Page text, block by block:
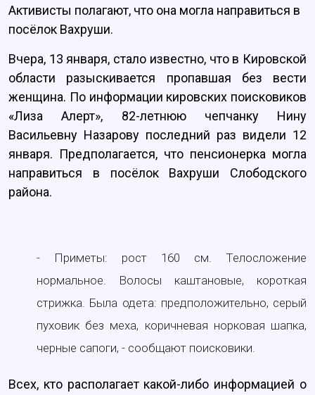
Активисты полагают, что она могла направиться в
посёлок Вахруши.
Вчера, 13 января, стало известно, что в Кировской
области разыскивается пропавшая без вести
женщина. По информации кировских поисковиков
«Лиза Алерт», 82-летнюю чепчанку Нину
Васильевну Назарову последний раз видели 12
января. Предполагается, что пенсионерка могла
направиться в посёлок Вахруши Слободского
района.
- Приметы: рост 160 см. Телосложение
нормальное. Волосы каштановые, короткая
стрижка. Была одета: предположительно, серый
пуховик без меха, коричневая норковая шапка,
черные сапоги, - сообщают поисковики.
Всех, кто располагает какой-либо информацией о